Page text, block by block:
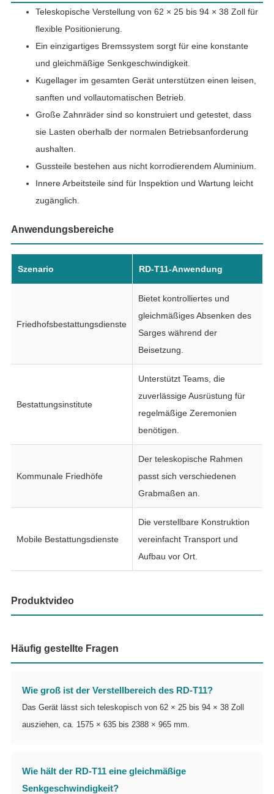
Teleskopische Verstellung von 62 × 25 bis 94 × 38 Zoll für
flexible Positionierung.
Ein einzigartiges Bremssystem sorgt für eine konstante
und gleichmäßige Senkgeschwindigkeit.
Kugellager im gesamten Gerät unterstützen einen leisen,
sanften und vollautomatischen Betrieb.
Große Zahnräder sind so konstruiert und getestet, dass
sie Lasten oberhalb der normalen Betriebsanforderung
aushalten.
Gussteile bestehen aus nicht korrodierendem Aluminium.
Innere Arbeitsteile sind für Inspektion und Wartung leicht
zugänglich.
Anwendungsbereiche
Szenario RD-T11-Anwendung
Friedhofsbestattungsdienste
Bietet kontrolliertes und
gleichmäßiges Absenken des
Sarges während der
Beisetzung.
Bestattungsinstitute
Unterstützt Teams, die
zuverlässige Ausrüstung für
regelmäßige Zeremonien
benötigen.
Kommunale Friedhöfe
Der teleskopische Rahmen
passt sich verschiedenen
Grabmaßen an.
Mobile Bestattungsdienste
Die verstellbare Konstruktion
vereinfacht Transport und
Aufbau vor Ort.
Produktvideo
Häufig gestellte Fragen
Wie groß ist der Verstellbereich des RD-T11?
Das Gerät lässt sich teleskopisch von 62 × 25 bis 94 × 38 Zoll
ausziehen, ca. 1575 × 635 bis 2388 × 965 mm.
Wie hält der RD-T11 eine gleichmäßige
Senkgeschwindigkeit?